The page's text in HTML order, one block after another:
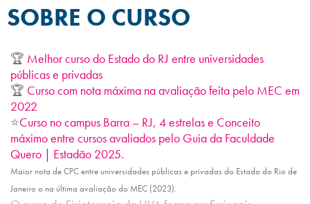
SOBRE O CURSO
🏆 Melhor curso do Estado do RJ entre universidades
públicas e privadas
🏆 Curso com nota máxima na avaliação feita pelo MEC em
2022
⭐Curso no campus Barra – RJ, 4 estrelas e Conceito
máximo entre cursos avaliados pelo Guia da Faculdade
Quero | Estadão 2025.
Maior nota de CPC entre universidades públicas e privadas do Estado do Rio de
Janeiro o na última avaliação do MEC (2023).